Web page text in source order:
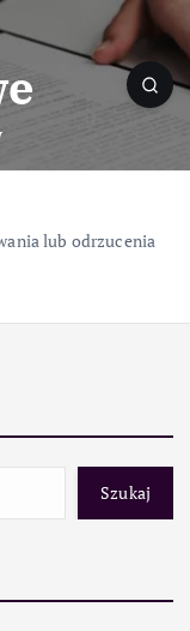
lub odrzucenia
Szukaj